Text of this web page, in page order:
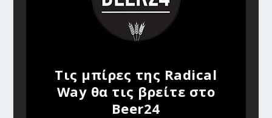
Τις μπίρες της Radical
Way θα τις βρείτε στο
Beer24